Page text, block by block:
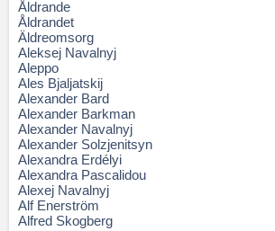
Åldrande
Åldrandet
Äldreomsorg
Aleksej Navalnyj
Aleppo
Ales Bjaljatskij
Alexander Bard
Alexander Barkman
Alexander Navalnyj
Alexander Solzjenitsyn
Alexandra Erdélyi
Alexandra Pascalidou
Alexej Navalnyj
Alf Enerström
Alfred Skogberg